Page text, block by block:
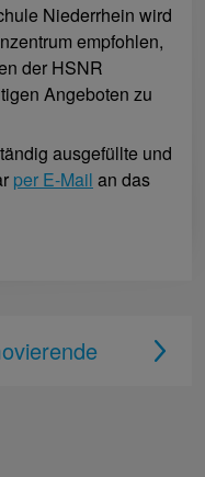
Niederrhein wird
empfohlen,
der HSNR
Angeboten zu
ausgefüllte und
per E-Mail an das